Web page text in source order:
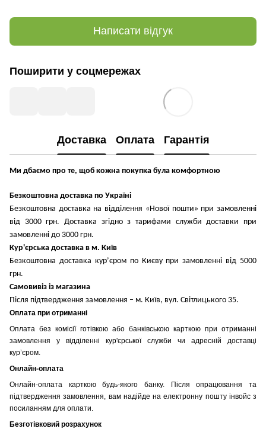
Написати відгук
Поширити у соцмережах
Доставка Оплата Гарантія
Ми дбаємо про те, щоб кожна покупка була комфортною
Безкоштовна доставка по Україні
Безкоштовна доставка на відділення «Нової пошти» при замовленні
від 3000 грн. Доставка згідно з тарифами служби доставки при
замовленні до 3000 грн.
Кур'єрська доставка в м. Київ
Безкоштовна доставка кур’єром по Києву при замовленні від 5000
грн.
Самовивіз із магазина
Після підтвердження замовлення – м. Київ, вул. Світлицького 35.
Оплата при отриманні
Оплата без комісії готівкою або банківською карткою при отриманні
замовлення у відділенні кур'єрської служби чи адресній доставці
кур’єром.
Онлайн-оплата
Онлайн-оплата карткою будь-якого банку. Після опрацювання та
підтвердження замовлення, вам надійде на електронну пошту інвойс з
посиланням для оплати.
Безготівковий розрахунок